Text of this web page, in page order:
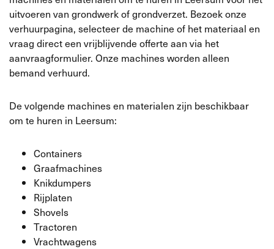
uitvoeren van grondwerk of grondverzet. Bezoek onze
verhuurpagina, selecteer de machine of het materiaal en
vraag direct een vrijblijvende offerte aan via het
aanvraagformulier. Onze machines worden alleen
bemand verhuurd.
De volgende machines en materialen zijn beschikbaar
om te huren in Leersum:
Containers
Graafmachines
Knikdumpers
Rijplaten
Shovels
Tractoren
Vrachtwagens